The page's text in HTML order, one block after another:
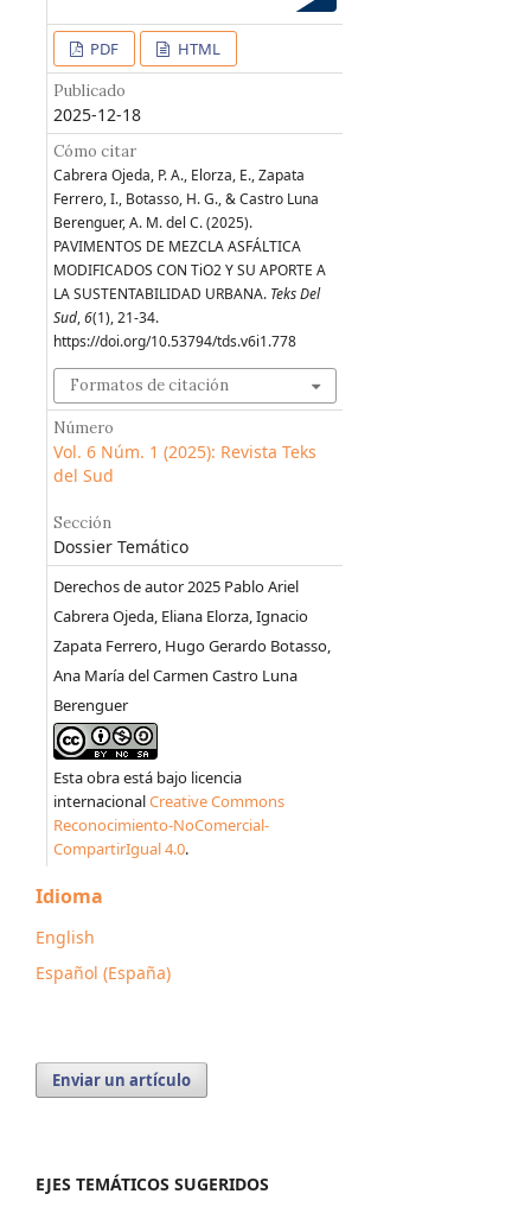
PDF HTML
Publicado
2025-12-18
Cómo citar
Cabrera Ojeda, P. A., Elorza, E., Zapata
Ferrero, I., Botasso, H. G., & Castro Luna
Berenguer, A. M. del C. (2025).
PAVIMENTOS DE MEZCLA ASFÁLTICA
MODIFICADOS CON TiO2 Y SU APORTE A
LA SUSTENTABILIDAD URBANA. Teks Del
Sud,6(1), 21-34.
https://doi.org/10.53794/tds.v6i1.778
Formatos de citación
Número
Vol. 6 Núm. 1 (2025): Revista Teks
del Sud
Sección
Dossier Temático
Derechos de autor 2025 Pablo Ariel
Cabrera Ojeda, Eliana Elorza, Ignacio
Zapata Ferrero, Hugo Gerardo Botasso,
Ana María del Carmen Castro Luna
Berenguer
Esta obra está bajo licencia
internacionalCreative Commons
Reconocimiento-NoComercial-
CompartirIgual 4.0.
Idioma
English
Español (España)
Enviar un artículo
EJES TEMÁTICOS SUGERIDOS